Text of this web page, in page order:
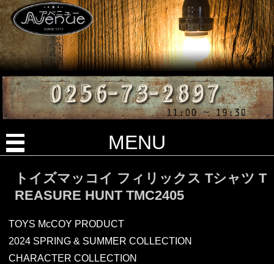
MENU
トイズマッコイ フィリックス Tシャツ T
REASURE HUNT TMC2405
TOYS McCOY PRODUCT
2024 SPRING & SUMMER COLLECTION
CHARACTER COLLECTION